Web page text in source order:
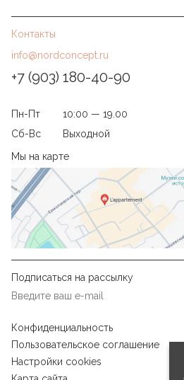
Контакты
info@nordconcept.ru
+7 (903) 180-40-90
Пн-Пт
10:00 — 19.00
Сб-Вс
Выходной
Мы на карте
Подписаться на рассылку
Конфиденциальность
Пользовательское соглашение
Настройки cookies